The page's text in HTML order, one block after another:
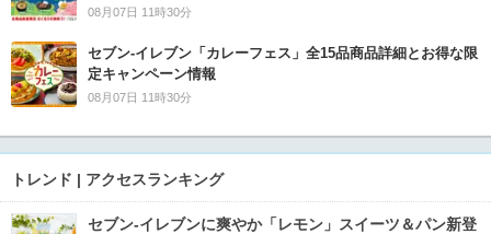
08月07日 11時30分
セブン‐イレブン「カレーフェス」全15品商品詳細とお得な限
定キャンペーン情報
08月07日 11時30分
トレンド | アクセスランキング
セブン‐イレブンに爽やか「レモン」スイーツ＆パン新登